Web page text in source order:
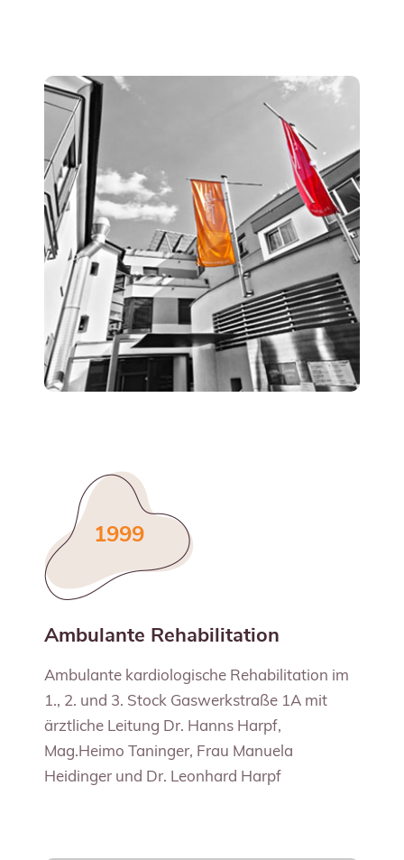
1999
Ambulante Rehabilitation
Ambulante kardiologische Rehabilitation im
1., 2. und 3. Stock Gaswerkstraße 1A mit
ärztliche Leitung Dr. Hanns Harpf,
Mag.Heimo Taninger, Frau Manuela
Heidinger und Dr. Leonhard Harpf